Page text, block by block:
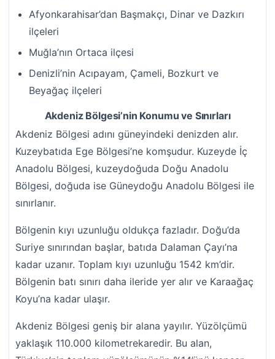
Afyonkarahisar’dan Başmakçı, Dinar ve Dazkırı
ilçeleri
Muğla’nın Ortaca ilçesi
Denizli’nin Acıpayam, Çameli, Bozkurt ve
Beyağaç ilçeleri
Akdeniz Bölgesi’nin Konumu ve Sınırları
Akdeniz Bölgesi adını güneyindeki denizden alır.
Kuzeybatıda Ege Bölgesi’ne komşudur. Kuzeyde İç
Anadolu Bölgesi, kuzeydoğuda Doğu Anadolu
Bölgesi, doğuda ise Güneydoğu Anadolu Bölgesi ile
sınırlanır.
Bölgenin kıyı uzunluğu oldukça fazladır. Doğu’da
Suriye sınırından başlar, batıda Dalaman Çayı’na
kadar uzanır. Toplam kıyı uzunluğu 1542 km’dir.
Bölgenin batı sınırı daha ileride yer alır ve Karaağaç
Koyu’na kadar ulaşır.
Akdeniz Bölgesi geniş bir alana yayılır. Yüzölçümü
yaklaşık 110.000 kilometrekaredir. Bu alan,